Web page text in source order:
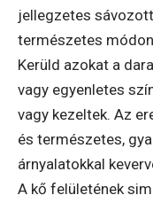
jellegzetes
természetes
Kerüld azokat a
vagy egyenletes
vagy kezeltek. Az
és természetes,
árnyalatokkal
A kő felületének